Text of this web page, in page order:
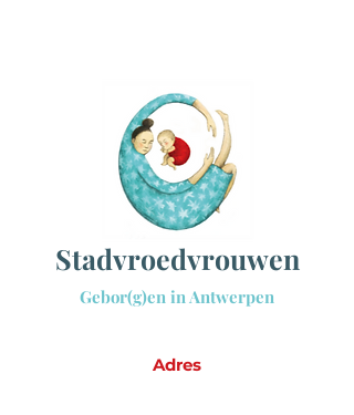
Stadvroedvrouwen
Gebor(g)en in Antwerpen
Adres